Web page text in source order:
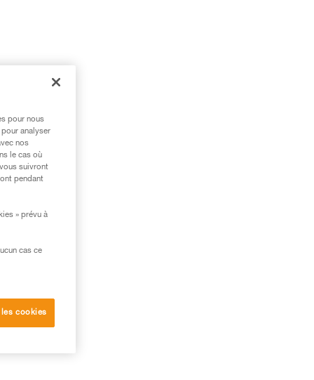
pour nous
analyser
nos
le cas où
suivront
pendant
» prévu à
cas ce
cookies